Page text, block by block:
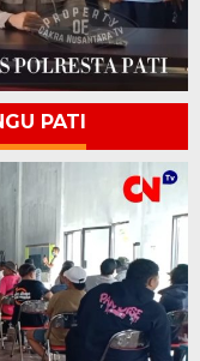
PATI